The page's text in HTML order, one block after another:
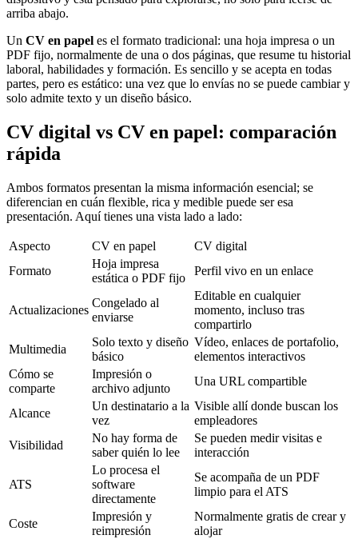
arriba abajo.
Un CV en papel es el formato tradicional: una hoja impresa o un
PDF fijo, normalmente de una o dos páginas, que resume tu historial
laboral, habilidades y formación. Es sencillo y se acepta en todas
partes, pero es estático: una vez que lo envías no se puede cambiar y
solo admite texto y un diseño básico.
CV digital vs CV en papel: comparación
rápida
Ambos formatos presentan la misma información esencial; se
diferencian en cuán flexible, rica y medible puede ser esa
presentación. Aquí tienes una vista lado a lado:
Aspecto CV en papel
CV digital
Formato
Hoja impresa
estática o PDF fijo
Perfil vivo en un enlace
Actualizaciones
Congelado al
enviarse
Editable en cualquier
momento, incluso tras
compartirlo
Multimedia
Solo texto y diseño
básico
Vídeo, enlaces de portafolio,
elementos interactivos
Cómo se
comparte
Impresión o
archivo adjunto
Una URL compartible
Alcance
Un destinatario a la
vez
Visible allí donde buscan los
empleadores
Visibilidad
No hay forma de
saber quién lo lee
Se pueden medir visitas e
interacción
ATS
Lo procesa el
software
directamente
Se acompaña de un PDF
limpio para el ATS
Coste
Impresión y
reimpresión
Normalmente gratis de crear y
alojar